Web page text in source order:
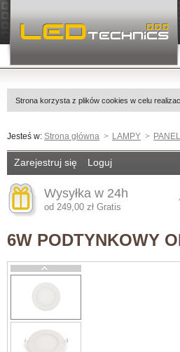
Strona korzysta z plików cookies w celu
Jesteś w: Strona główna LAMPY
Zarejestruj się Loguj
Wysyłka w 24h
od 249,00 zł Gratis
6W PODTYNKOWY